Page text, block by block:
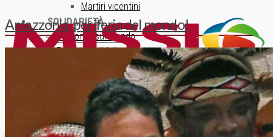
Martiri vicentini
SOLIDARIETÀ
Un ponte sul mondo
Progetti solidali
INFORMAZIONE
Archivio News
Lunedì della Missione
Archivio Audio
ISCRIZIONE NEWSLETTER
Amazzonia, periferia del mondo!